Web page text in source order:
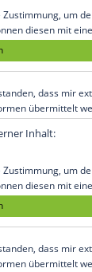
Marcus
es in der
für 12
und
Niveau.
Art,
externer